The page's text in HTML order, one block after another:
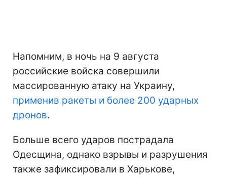
Напомним, в ночь на 9 августа
российские войска совершили
массированную атаку на Украину,
применив ракеты и более 200 ударных
дронов.
Больше всего ударов пострадала
Одесщина, однако взрывы и разрушения
также зафиксировали в Харькове,